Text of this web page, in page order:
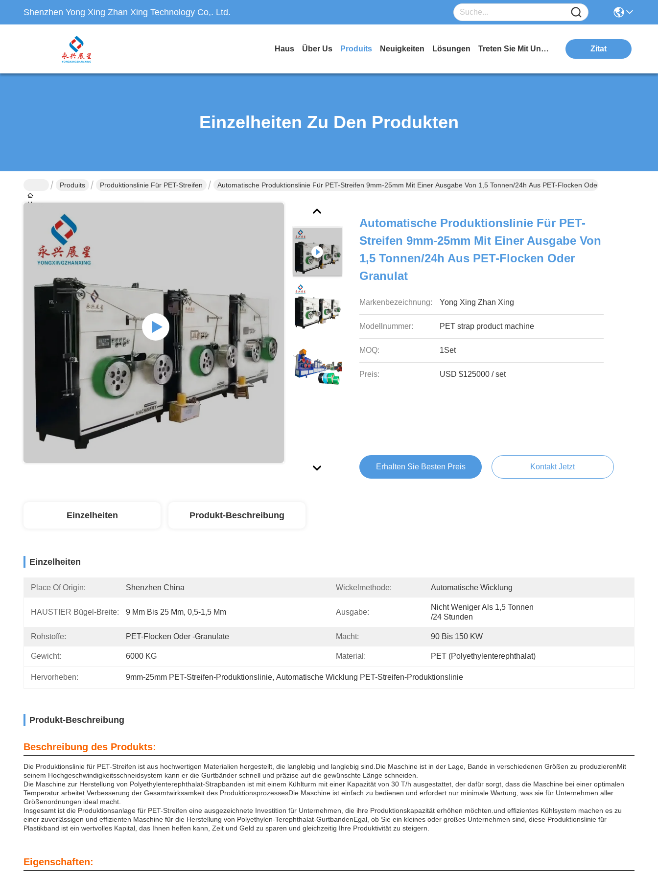
Shenzhen Yong Xing Zhan Xing Technology Co,. Ltd.
Haus Über Us Produits Neuigkeiten Lösungen Treten Sie Mit Uns In Verbindung Zitat
Einzelheiten Zu Den Produkten
Haus
Produits Produktionslinie Für PET-Streifen Automatische Produktionslinie Für PET-Streifen 9mm-25mm Mit Einer Ausgabe Von 1,5 Tonnen/24h Aus PET-Flocken Oder Granulat
Automatische Produktionslinie Für PET-
Streifen 9mm-25mm Mit Einer Ausgabe Von
1,5 Tonnen/24h Aus PET-Flocken Oder
Granulat
Markenbezeichnung: Yong Xing Zhan Xing
Modellnummer: PET strap product machine
MOQ: 1Set
Preis: USD $125000 / set
Erhalten Sie Besten Preis Kontakt Jetzt
Einzelheiten Produkt-Beschreibung
Einzelheiten
Place Of Origin: Shenzhen China Wickelmethode: Automatische Wicklung
HAUSTIER Bügel-Breite: 9 Mm Bis 25 Mm, 0,5-1,5 Mm Ausgabe:
Nicht Weniger Als 1,5 Tonnen
/24 Stunden
Rohstoffe: PET-Flocken Oder -Granulate Macht: 90 Bis 150 KW
Gewicht: 6000 KG Material: PET (Polyethylenterephthalat)
Hervorheben: 9mm-25mm PET-Streifen-Produktionslinie, Automatische Wicklung PET-Streifen-Produktionslinie
Produkt-Beschreibung
Beschreibung des Produkts:
Die Produktionslinie für PET-Streifen ist aus hochwertigen Materialien hergestellt, die langlebig und langlebig sind.Die Maschine ist in der Lage, Bande in verschiedenen Größen zu produzierenMit
seinem Hochgeschwindigkeitsschneidsystem kann er die Gurtbänder schnell und präzise auf die gewünschte Länge schneiden.
Die Maschine zur Herstellung von Polyethylenterephthalat-Strapbanden ist mit einem Kühlturm mit einer Kapazität von 30 T/h ausgestattet, der dafür sorgt, dass die Maschine bei einer optimalen
Temperatur arbeitet.Verbesserung der Gesamtwirksamkeit des ProduktionsprozessesDie Maschine ist einfach zu bedienen und erfordert nur minimale Wartung, was sie für Unternehmen aller
Größenordnungen ideal macht.
Insgesamt ist die Produktionsanlage für PET-Streifen eine ausgezeichnete Investition für Unternehmen, die ihre Produktionskapazität erhöhen möchten.und effizientes Kühlsystem machen es zu
einer zuverlässigen und effizienten Maschine für die Herstellung von Polyethylen-Terephthalat-GurtbandenEgal, ob Sie ein kleines oder großes Unternehmen sind, diese Produktionslinie für
Plastikband ist ein wertvolles Kapital, das Ihnen helfen kann, Zeit und Geld zu sparen und gleichzeitig Ihre Produktivität zu steigern.
Eigenschaften: